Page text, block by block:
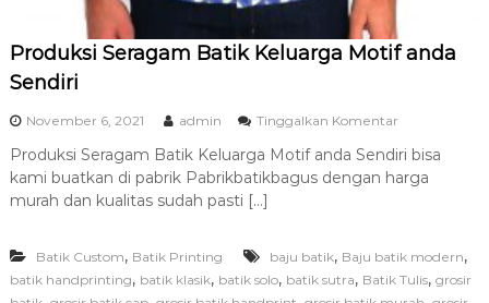
Produksi Seragam Batik Keluarga Motif anda
Sendiri
November 6, 2021 admin Tinggalkan Komentarp
d
a
d
u
Produksi Seragam Batik Keluarga Motif anda Sendiri bisa
kami buatkan di pabrik Pabrikbatikbagus dengan harga
murah dan kualitas sudah pasti […]
Batik Custom, Batik Printing baju batik, Baju batik modern,
batik handprinting, batik klasik, batik solo, batik sutra, Batik Tulis, grosir